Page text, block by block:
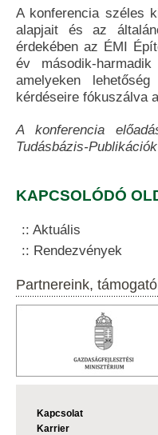
A konferencia széles
alapjait és az
érdekében az ÉMI
év második-
amelyeken
kérdéseire fókuszálva
A konferencia
Tudásbázis-
KAPCSOLÓDÓ
Aktuális
Rendezvények
Partnereink,
Kapcsolat
Karrier